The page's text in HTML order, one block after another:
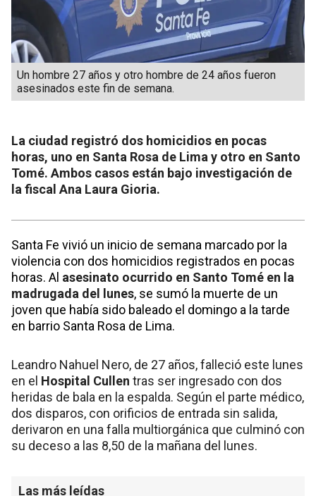
Un hombre 27 años y otro hombre de 24 años fueron
asesinados este fin de semana.
La ciudad registró dos homicidios en pocas
horas, uno en Santa Rosa de Lima y otro en Santo
Tomé. Ambos casos están bajo investigación de
la fiscal Ana Laura Gioria.
Santa Fe vivió un inicio de semana marcado por la
violencia con dos homicidios registrados en pocas
horas. Al asesinato ocurrido en Santo Tomé en la
madrugada del lunes, se sumó la muerte de un
joven que había sido baleado el domingo a la tarde
en barrio Santa Rosa de Lima.
Leandro Nahuel Nero, de 27 años, falleció este lunes
en el Hospital Cullen tras ser ingresado con dos
heridas de bala en la espalda. Según el parte médico,
dos disparos, con orificios de entrada sin salida,
derivaron en una falla multiorgánica que culminó con
su deceso a las 8,50 de la mañana del lunes.
Las más leídas